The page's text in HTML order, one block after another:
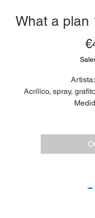
What a plan
Acrílico, spray,